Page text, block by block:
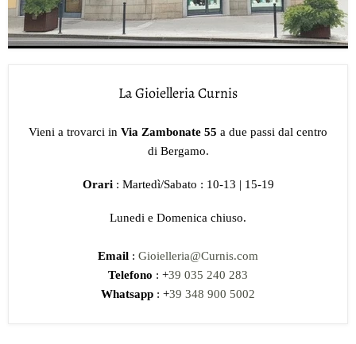
La Gioielleria Curnis
Vieni a trovarci in Via Zambonate 55 a due passi dal centro
di Bergamo.
Orari : Martedì/Sabato : 10-13 | 15-19
Lunedi e Domenica chiuso.
Email : Gioielleria@Curnis.com
Telefono : +39 035 240 283
Whatsapp : +39 348 900 5002